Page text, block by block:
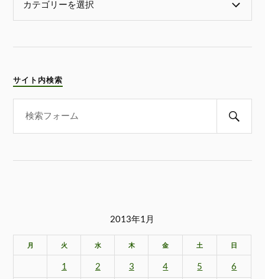
サイト内検索
2013年1月
月 火 水 木 金 土 日
1 2 3 4 5 6